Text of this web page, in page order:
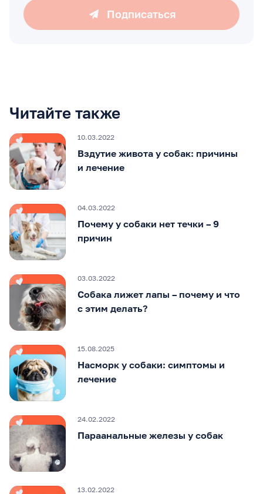
Подписаться
Читайте также
10.03.2022
Вздутие живота у собак: причины
и лечение
04.03.2022
Почему у собаки нет течки – 9
причин
03.03.2022
Собака лижет лапы – почему и что
с этим делать?
15.08.2025
Насморк у собаки: симптомы и
лечение
24.02.2022
Параанальные железы у собак
13.02.2022